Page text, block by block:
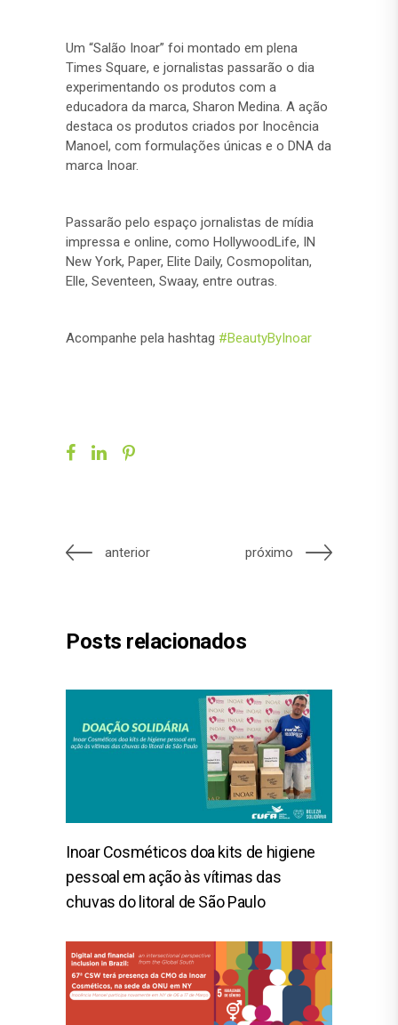
Um “Salão Inoar” foi montado em plena
Times Square, e jornalistas passarão o dia
experimentando os produtos com a
educadora da marca, Sharon Medina. A ação
destaca os produtos criados por Inocência
Manoel, com formulações únicas e o DNA da
marca Inoar.
Passarão pelo espaço jornalistas de mídia
impressa e online, como HollywoodLife, IN
New York, Paper, Elite Daily, Cosmopolitan,
Elle, Seventeen, Swaay, entre outras.
Acompanhe pela hashtag #BeautyByInoar
anterior próximo
Posts relacionados
Inoar Cosméticos doa kits de higiene
pessoal em ação às vítimas das
chuvas do litoral de São Paulo